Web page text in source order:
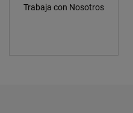
Trabaja con Nosotros